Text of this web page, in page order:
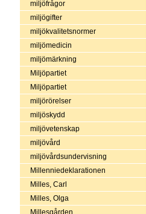
miljöfrågor
miljögifter
miljökvalitetsnormer
miljömedicin
miljömärkning
Miljöpartiet
Miljöpartiet
miljörörelser
miljöskydd
miljövetenskap
miljövård
miljövårdsundervisning
Millenniedeklarationen
Milles, Carl
Milles, Olga
Millesgården